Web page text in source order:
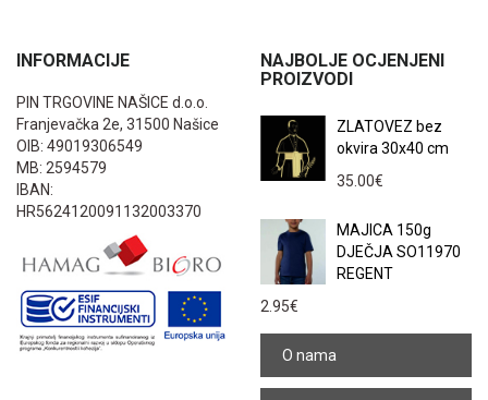
INFORMACIJE
PIN TRGOVINE NAŠICE d.o.o.
Franjevačka 2e, 31500 Našice
OIB: 49019306549
MB: 2594579
IBAN:
HR5624120091132003370
NAJBOLJE OCJENJENI
PROIZVODI
ZLATOVEZ bez
okvira 30x40 cm
35.00€
MAJICA 150g
DJEČJA SO11970
REGENT
2.95€
O nama